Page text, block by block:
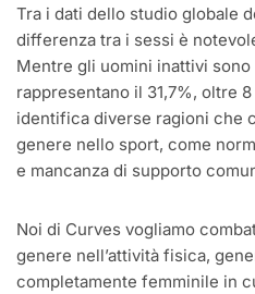
Tra i dati dello studio globale
differenza tra i sessi è
Mentre gli uomini inattivi
rappresentano il 31,7%, oltre
identifica diverse ragioni che
genere nello sport, come
e mancanza di supporto
Noi di Curves vogliamo
genere nell’attività fisica,
completamente femminile in